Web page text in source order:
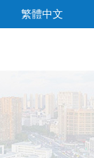
繁體中文